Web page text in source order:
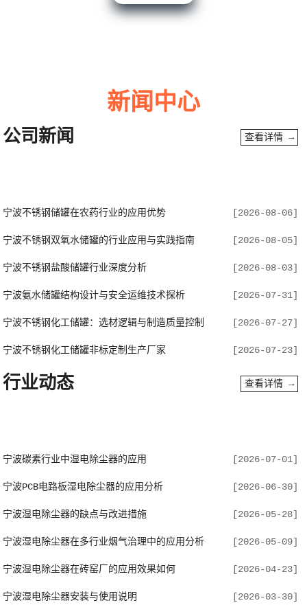
宁波四轴卷圆机
查看详情 →
宁波数控折弯机
新闻中心
查看详情 →
公司新闻
宁波不锈钢储罐在农药行业的应用优势 [2026-08-06]
宁波不锈钢双氧水储罐的行业应用与实践指南 [2026-08-05]
宁波不锈钢盐酸储罐行业深度分析 [2026-08-03]
宁波氨水储罐结构设计与安全运维技术探析 [2026-07-31]
宁波不锈钢化工储罐：选材逻辑与制造质量控制 [2026-07-27]
宁波不锈钢化工储罐非标定制生产厂家 [2026-07-23]
查看详情 →
行业动态
宁波碳素行业中湿电除尘器的应用 [2026-07-01]
宁波PCB电路板湿电除尘器的应用分析 [2026-06-30]
宁波湿电除尘器的缺点与改进措施 [2026-05-28]
宁波湿电除尘器在多行业烟气治理中的应用分析 [2026-05-09]
宁波湿电除尘器在砖窑厂的应用效果如何 [2026-04-23]
宁波湿电除尘器安装与使用说明 [2026-03-30]